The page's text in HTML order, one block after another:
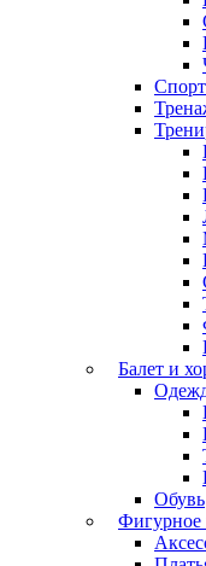
Балет и
Обувь
Фигурное